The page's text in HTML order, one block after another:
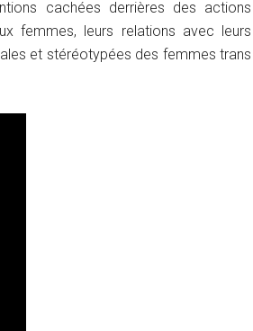
cachées derrières des actions
femmes, leurs relations avec leurs
et stéréotypées des femmes trans